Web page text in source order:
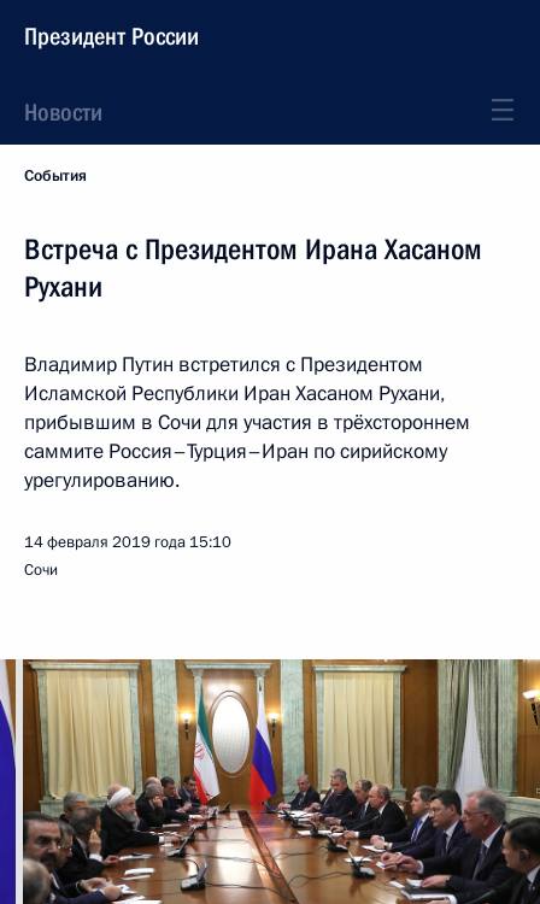
Президент России
Новости
События
Встреча с Президентом Ирана Хасаном
Рухани
Владимир Путин встретился с Президентом
Исламской Республики Иран Хасаном Рухани,
прибывшим в Сочи для участия в трёхстороннем
саммите Россия–Турция–Иран по сирийскому
урегулированию.
14 февраля 2019 года 15:10
Сочи